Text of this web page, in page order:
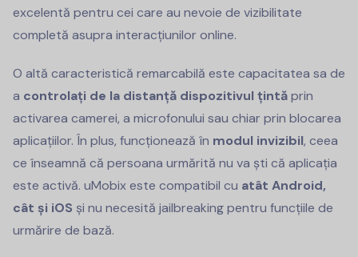
excelentă pentru cei care au nevoie de vizibilitate
completă asupra interacțiunilor online.
O altă caracteristică remarcabilă este capacitatea sa de
a controlați de la distanță dispozitivul țintăprin
activarea camerei, a microfonului sau chiar prin blocarea
aplicațiilor. În plus, funcționează în modul invizibil, ceea
ce înseamnă că persoana urmărită nu va ști că aplicația
este activă. uMobix este compatibil cu atât Android,
cât și iOS și nu necesită jailbreaking pentru funcțiile de
urmărire de bază.